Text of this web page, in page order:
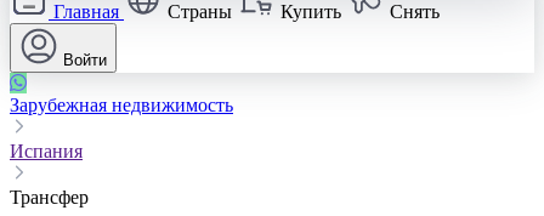
Главная Страны Купить Снять
Войти
Зарубежная недвижимость
Испания
Трансфер